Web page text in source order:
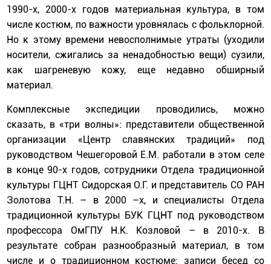
1990-х, 2000-х годов материальная культура, в том
числе костюм, по важности уровнялась с фольклорной.
Но к этому времени невосполнимые утраты (уходили
носители, сжигались за ненадобностью вещи) сузили,
как шагреневую кожу, еще недавно обширный
материал.
Комплексные экспедиции проводились, можно
сказать, в «три волны»: представители общественной
организации «Центр славянских традиций» под
руководством Чешегоровой Е.М. работали в этом селе
в конце 90-х годов, сотрудники Отдела традиционной
культуры ГЦНТ Сидорская О.Г. и представитель СО РАН
Золотова Т.Н. – в 2000 –х, и специалисты Отдела
традиционной культуры БУК ГЦНТ под руководством
профессора ОмГПУ Н.К. Козловой – в 2010-х. В
результате собран разнообразный материал, в том
числе и о традиционном костюме: записи бесед со